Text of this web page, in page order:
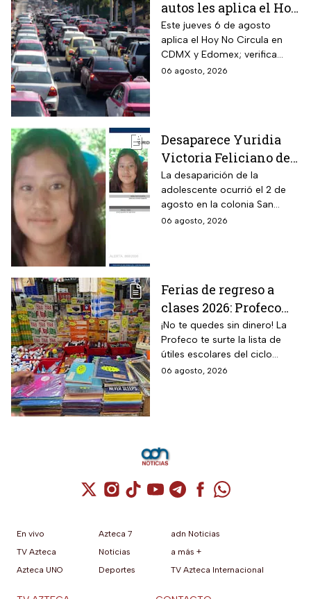
autos les aplica el Hoy
No Circula durante
este jueves en CDMX
y partes del Edomex
Este jueves 6 de agosto
aplica el Hoy No Circula en
CDMX y Edomex; verifica
color de engomado, placas y
06 agosto, 2026
Desaparece Yuridia
Victoria Feliciano de
13 años en Tlalpan,
CDMX; activan Alerta
Amber
La desaparición de la
adolescente ocurrió el 2 de
agosto en la colonia San
Pedro Mártir; autoridades
06 agosto, 2026
Ferias de regreso a
clases 2026: Profeco
anuncia descuentos
en útiles, mochilas y
uniformes; consulta
sedes
¡No te quedes sin dinero! La
Profeco te surte la lista de
útiles escolares del ciclo
2026-2027 a precios de
06 agosto, 2026
Cuenta de X / Twitter (se abre en una
Cuenta de Instagram (se abre en una
Cuenta de TikTok (se abre en
Cuenta de YouTube (se abre
Cuenta de Telegram (se
Cuenta de
Cuenta de
En vivo
TV Azteca
Azteca UNO
Azteca 7
Noticias
Deportes
adn Noticias
a más +
TV Azteca Internacional